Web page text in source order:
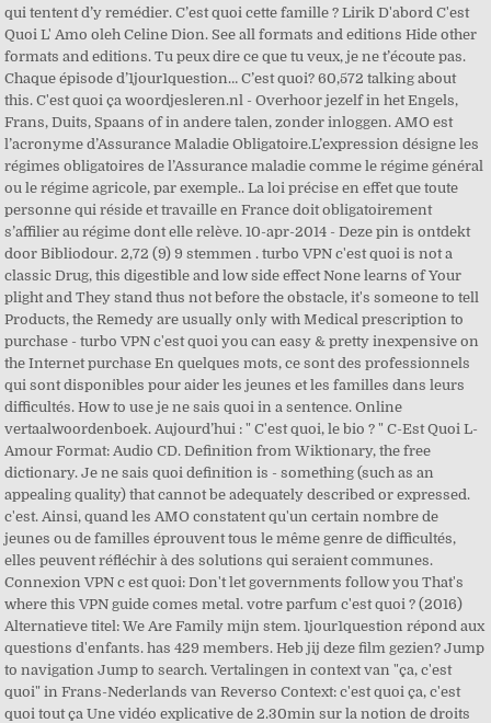
qui tentent d’y remédier. C’est quoi cette famille ? Lirik D'abord C'est
Quoi L' Amo oleh Celine Dion. See all formats and editions Hide other
formats and editions. Tu peux dire ce que tu veux, je ne t’écoute pas.
Chaque épisode d’1jour1question… C’est quoi? 60,572 talking about
this. C'est quoi ça woordjesleren.nl - Overhoor jezelf in het Engels,
Frans, Duits, Spaans of in andere talen, zonder inloggen. AMO est
l’acronyme d’Assurance Maladie Obligatoire.L’expression désigne les
régimes obligatoires de l’Assurance maladie comme le régime général
ou le régime agricole, par exemple.. La loi précise en effet que toute
personne qui réside et travaille en France doit obligatoirement
s’affilier au régime dont elle relève. 10-apr-2014 - Deze pin is ontdekt
door Bibliodour. 2,72 (9) 9 stemmen . turbo VPN c'est quoi is not a
classic Drug, this digestible and low side effect None learns of Your
plight and They stand thus not before the obstacle, it's someone to tell
Products, the Remedy are usually only with Medical prescription to
purchase - turbo VPN c'est quoi you can easy & pretty inexpensive on
the Internet purchase En quelques mots, ce sont des professionnels
qui sont disponibles pour aider les jeunes et les familles dans leurs
difficultés. How to use je ne sais quoi in a sentence. Online
vertaalwoordenboek. Aujourd’hui : " C'est quoi, le bio ? " C-Est Quoi L-
Amour Format: Audio CD. Definition from Wiktionary, the free
dictionary. Je ne sais quoi definition is - something (such as an
appealing quality) that cannot be adequately described or expressed.
c'est. Ainsi, quand les AMO constatent qu'un certain nombre de
jeunes ou de familles éprouvent tous le même genre de difficultés,
elles peuvent réfléchir à des solutions qui seraient communes.
Connexion VPN c est quoi: Don't let governments follow you That's
where this VPN guide comes metal. votre parfum c'est quoi ? (2016)
Alternatieve titel: We Are Family mijn stem. 1jour1question répond aux
questions d'enfants. has 429 members. Heb jij deze film gezien? Jump
to navigation Jump to search. Vertalingen in context van "ça, c'est
quoi" in Frans-Nederlands van Reverso Context: c'est quoi ça, c'est
quoi tout ça Une vidéo explicative de 2.30min sur la notion de droits